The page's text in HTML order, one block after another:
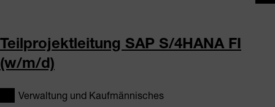
Teilprojektleitung SAP S/4HANA FI
(w/m/d)
Verwaltung und Kaufmännisches